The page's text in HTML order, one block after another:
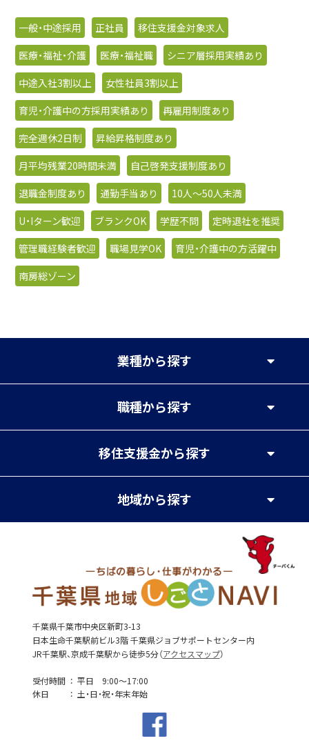
一般・中途採用 正社員
移住支援金対象求人
医療・福祉・介護
医療・福祉職
シニア層採用実績あり
中途入社3割以上
女性社員3割以上
育児・介護中の方採用実績あり
再雇用制度あり
完全週休2日制
昇給昇格制度あり
月平均残業20時間未満
自己啓発支援制度あり
退職金制度あり
通勤手当あり
10人〜50人未満
U・Iターン歓迎
ブランクOK 学歴不問
定時退社を推奨
管理職経験者歓迎
職場見学OK
育児・介護中の方活躍中
南房総ゾーン
業種から探す
職種から探す
移住支援金から探す
地域から探す
千葉県千葉市中央区新町3-13
日本生命千葉駅前ビル3階 千葉県ジョブサポートセンター内
JR千葉駅、京成千葉駅から徒歩5分（アクセスマップ）
受付時間
平日 9:00～17:00
休日
土・日・祝・年末年始